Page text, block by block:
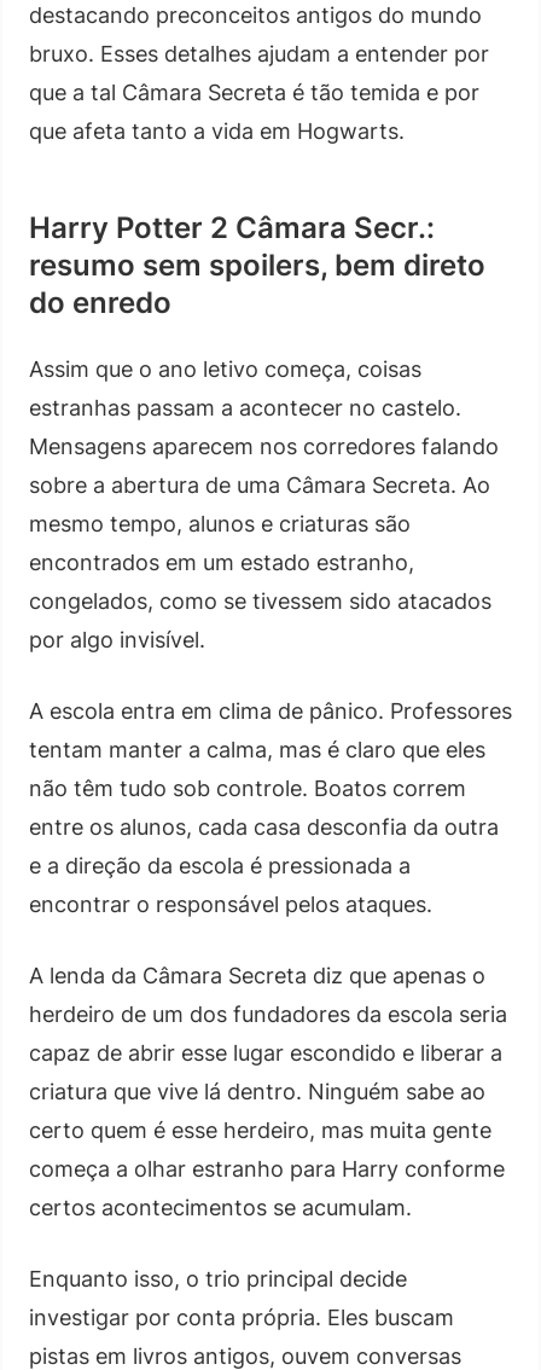
destacando preconceitos antigos do mundo
bruxo. Esses detalhes ajudam a entender por
que a tal Câmara Secreta é tão temida e por
que afeta tanto a vida em Hogwarts.
Harry Potter 2 Câmara Secr.:
resumo sem spoilers, bem direto
do enredo
Assim que o ano letivo começa, coisas
estranhas passam a acontecer no castelo.
Mensagens aparecem nos corredores falando
sobre a abertura de uma Câmara Secreta. Ao
mesmo tempo, alunos e criaturas são
encontrados em um estado estranho,
congelados, como se tivessem sido atacados
por algo invisível.
A escola entra em clima de pânico. Professores
tentam manter a calma, mas é claro que eles
não têm tudo sob controle. Boatos correm
entre os alunos, cada casa desconfia da outra
e a direção da escola é pressionada a
encontrar o responsável pelos ataques.
A lenda da Câmara Secreta diz que apenas o
herdeiro de um dos fundadores da escola seria
capaz de abrir esse lugar escondido e liberar a
criatura que vive lá dentro. Ninguém sabe ao
certo quem é esse herdeiro, mas muita gente
começa a olhar estranho para Harry conforme
certos acontecimentos se acumulam.
Enquanto isso, o trio principal decide
investigar por conta própria. Eles buscam
pistas em livros antigos, ouvem conversas